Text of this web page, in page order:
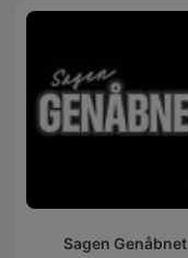
Sagen Genåbnet